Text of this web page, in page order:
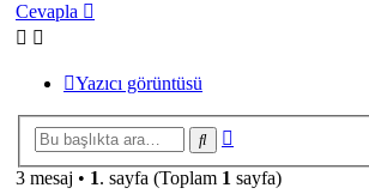
Cevapla
Yazıcı görüntüsü
Ara
3 mesaj • 1. sayfa (Toplam 1 sayfa)